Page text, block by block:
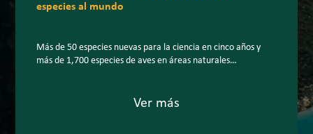
especies al mundo
Más de 50 especies nuevas para la ciencia en cinco años y
más de 1,700 especies de aves en áreas naturales
creciente pérdida de biodiversidad, el Perú mantiene el 96 %
Ver más